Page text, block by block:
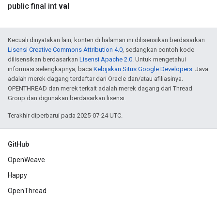
public final int val
Kecuali dinyatakan lain, konten di halaman ini dilisensikan berdasarkan
Lisensi Creative Commons Attribution 4.0, sedangkan contoh kode
dilisensikan berdasarkan Lisensi Apache 2.0. Untuk mengetahui
informasi selengkapnya, baca Kebijakan Situs Google Developers. Java
adalah merek dagang terdaftar dari Oracle dan/atau afiliasinya.
OPENTHREAD dan merek terkait adalah merek dagang dari Thread
Group dan digunakan berdasarkan lisensi.
Terakhir diperbarui pada 2025-07-24 UTC.
GitHub
OpenWeave
Happy
OpenThread